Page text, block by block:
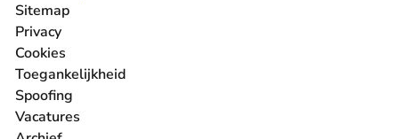
Sitemap
Privacy
Cookies
Toegankelijkheid
Spoofing
Vacatures
- U verlaat Rechtspraak.nl